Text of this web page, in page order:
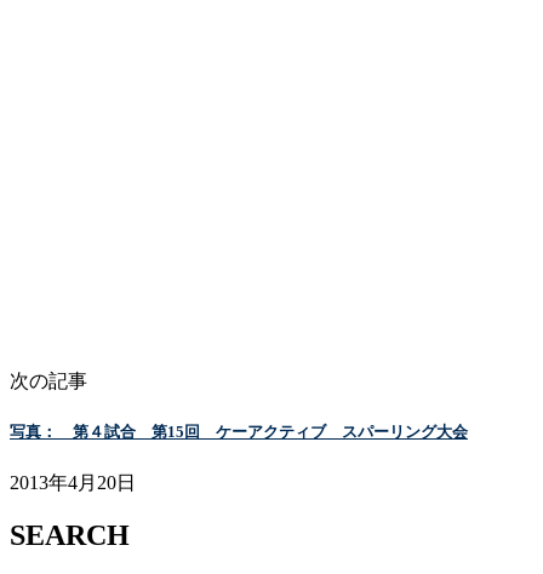
次の記事
写真： 第４試合 第15回 ケーアクティブ スパーリング大会
2013年4月20日
SEARCH